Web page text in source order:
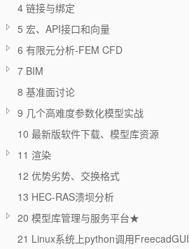
4 链接与绑定
5 宏、API接口和向量
6 有限元分析-FEM CFD
7 BIM
8 基准面讨论
9 几个高难度参数化模型实战
10 最新版软件下载、模型库资源
11 渲染
12 优势劣势、交换格式
13 HEC-RAS溃坝分析
20 模型库管理与服务平台★
21 Linux系统上python调用FreecadGUI